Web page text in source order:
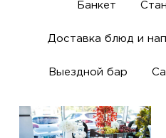
Банкет
Доставка блюд и
Выездной бар